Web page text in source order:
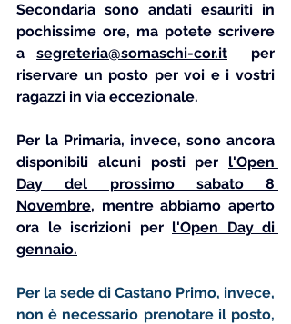
Secondaria sono andati esauriti in
pochissime ore, ma potete scrivere
a segreteria@somaschi-cor.it
per
riservare un posto per voi e i vostri
ragazzi in via eccezionale.
Per la Primaria, invece, sono ancora
disponibili alcuni posti per l'Open
Day del prossimo sabato 8
Novembre, mentre abbiamo aperto
ora le iscrizioni per l'Open Day di
gennaio.
Per la sede di Castano Primo, invece,
non è necessario prenotare il posto,